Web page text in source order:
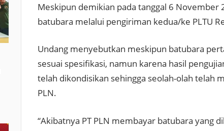
Meskipun demikian pada tanggal 6 November
batubara melalui pengiriman kedua/ke PLTU
Undang menyebutkan meskipun batubara
sesuai spesifikasi, namun karena hasil
telah dikondisikan sehingga seolah-olah telah
PLN.
“Akibatnya PT PLN membayar batubara yang